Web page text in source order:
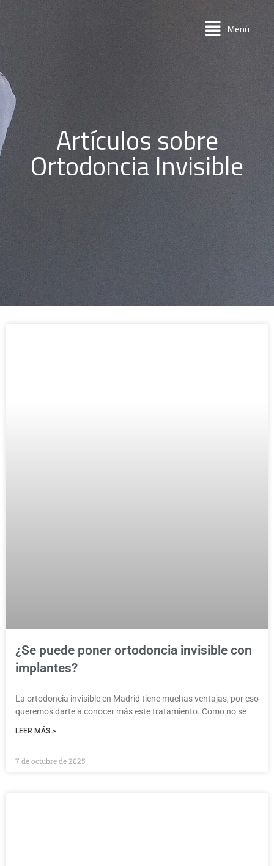
Menú
Artículos sobre
Ortodoncia Invisible
¿Se puede poner ortodoncia invisible con
implantes?
La ortodoncia invisible en Madrid tiene muchas ventajas, por eso
queremos darte a conocer más este tratamiento. Como no se
LEER MÁS >
7 de octubre de 2025